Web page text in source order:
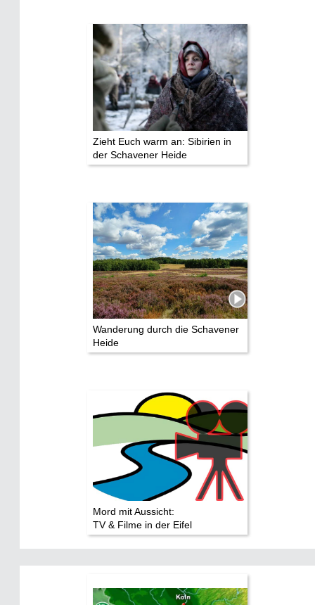
Zieht Euch warm an: Sibirien in
der Schavener Heide
Wanderung durch die Schavener
Heide
Mord mit Aussicht:
TV & Filme in der Eifel